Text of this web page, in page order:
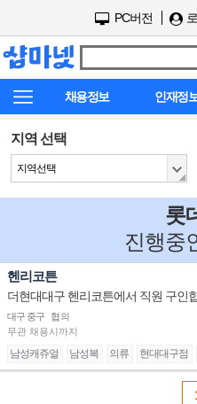
PC버전
채용정보 인재정
지역 선택
지역선택
롯
진행중
헨리코튼
더현대대구 헨리코튼에서 직원 구인
대구 중구
협의
무관 채용시까지
남성캐쥬얼 남성복 의류 현대대구점